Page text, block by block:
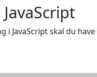
JavaScript
i JavaScript skal du